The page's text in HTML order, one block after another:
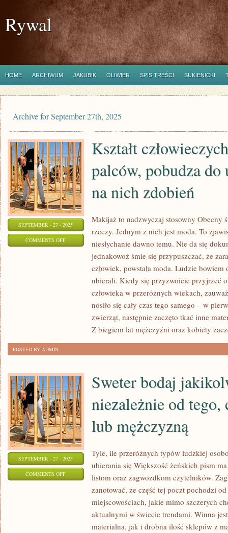
Rywal
HOME ARCHIWUM JAKUBIK OLIWIER SPIS TREŚCI SUKIENICKI
Archive for September 27th, 2025
SEPTEMBER - 27 - 2025
COMMENTS OFFON
CZŁOWIECZYCH
UMIESZCZANIA
NA
ZDOBIEŃ
Kształt
palców, pobudza do
na nich zdobień
Makijaż to nadzwyczaj stosowny Obecny
rzeczy. Jednym z nich jest moda. To
niesłychanie dawno temu. Nie da się
jednakowoż śmie się przypuszczać, że
człowiek, powstała moda. Ludzie
ubierali. Kiedy się przyzwoicie przyjrzeć
człowieka w przeróżnych wiekach,
nosiło się cały czas tego samego – w
zwierząt, następnie zaczęto tkać inne
Z biegiem lat mężczyźni oraz kobiety
POSTED BY ADMIN
SEPTEMBER - 27 - 2025
COMMENTS OFFON
JAKIKOLWIEK
Sweter bodaj
niezależnie od tego,
lub mężczyzną
Tyle, ile przeróżnych typów ludzkiej
ubierania się Większość żeńskich pism
listom oraz zagwozdkom czytelników.
zanotować, że część tej poczt pochodzi
miejscowościach, jakie mimo szczerych
aktualnymi w świecie trendami. Winna
materialna, jak i drobna ilość sklepów z